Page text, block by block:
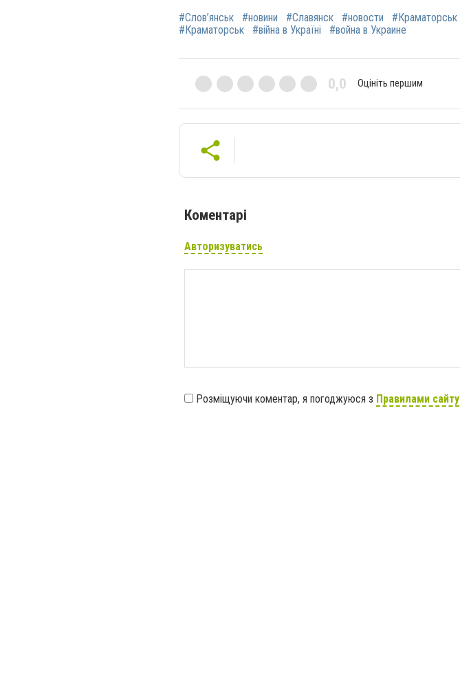
#Слов’янськ #новини #Славянск #новости #Краматорськ
#Краматорськ
#війна в Україні #война в Украине
0,0 Оцініть першим
Коментарі
Авторизуватись
Розміщуючи коментар, я погоджуюся з Правилами сайту